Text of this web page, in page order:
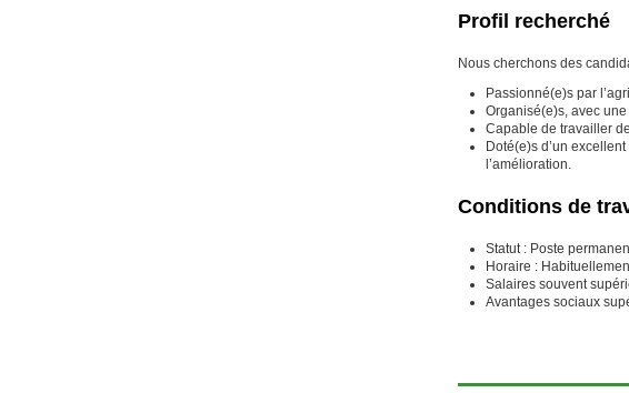
Profil recherché
Nous cherchons des
Passionné(e)s par
Organisé(e)s, avec
Capable de travailler
Doté(e)s d’un
l’amélioration.
Conditions de
Statut : Poste
Horaire :
Salaires souvent
Avantages sociaux